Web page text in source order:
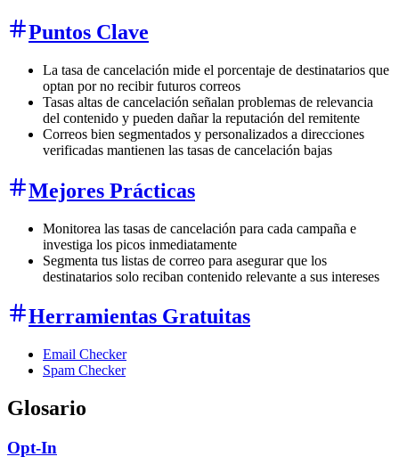
Puntos Clave
La tasa de cancelación mide el porcentaje de destinatarios que
optan por no recibir futuros correos
Tasas altas de cancelación señalan problemas de relevancia
del contenido y pueden dañar la reputación del remitente
Correos bien segmentados y personalizados a direcciones
verificadas mantienen las tasas de cancelación bajas
Mejores Prácticas
Monitorea las tasas de cancelación para cada campaña e
investiga los picos inmediatamente
Segmenta tus listas de correo para asegurar que los
destinatarios solo reciban contenido relevante a sus intereses
Herramientas Gratuitas
Email Checker
Spam Checker
Glosario
Opt-In